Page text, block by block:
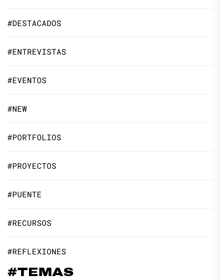
#DESTACADOS
#ENTREVISTAS
#EVENTOS
#NEW
#PORTFOLIOS
#PROYECTOS
#PUENTE
#RECURSOS
#REFLEXIONES
#TEMAS